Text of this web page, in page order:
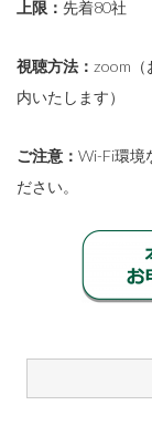
上限： 先着80社
視聴方法： zoom（
内いたします）
ご注意： Wi-Fi環境
ださい。